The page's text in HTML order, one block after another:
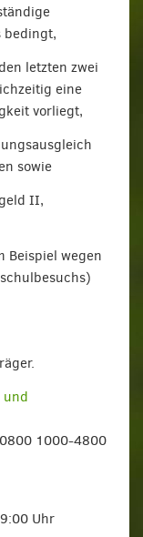
bedingt,
letzten zwei
eine
vorliegt,
sowie
II,
Beispiel wegen
und
1000-4800
Uhr